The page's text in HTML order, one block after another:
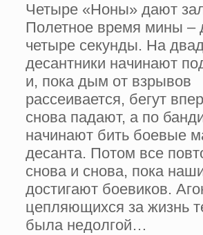
Четыре «Ноны» дают
Полетное время мины –
четыре секунды. На
десантники начинают
и, пока дым от взрывов
рассеивается, бегут
снова падают, а по
начинают бить боевые
десанта. Потом все
снова и снова, пока
достигают боевиков.
цепляющихся за жизнь
была недолгой…